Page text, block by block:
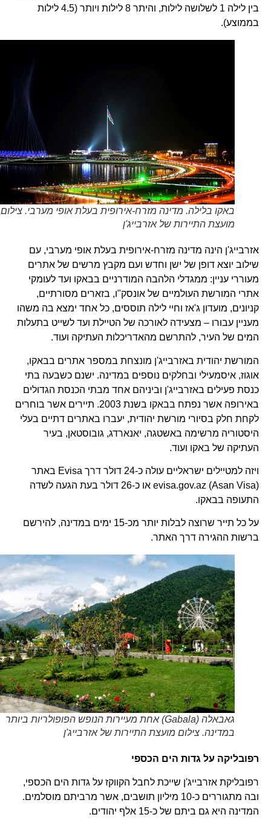
בין לילה 1 לשלושה לילות, והיתר 8 לילות ויותר (4.5 לילות
בממוצע).
באקו בלילה. מדינה מזרח-אירופית בעלת אופי מערבי. צילום
מועצת התיירות של אזרבייג'ן
אזרבייג'ן הינה מדינה מזרח-אירופית בעלת אופי מערבי, עם
שילוב יוצא דופן של ישן וחדש ועם מקבץ מרשים של אתרים
מעוררי עניין: ממגדלי הלהבה המודרניים בבאקו ועד לעומקי
אתרי המורשת העולמיים של אונסק"ו, בזארים מסורתיים,
קניונים, מועדון ג'אז וחיי לילה תוססים, כל אחד ימצא בה משהו
מעניין עבורו – מצעידה לאורכה של הטיילת ועד לשייט בתעלות
המים של העיר, להתרשם מהאדריכלות העתיקה ועוד.
המורשת יהודית באזרבייג'ן מונצחת במספר אתרים בבאקו,
אוגוז, איסמעילי ובחלקים נוספים במדינה. ישנם כשבעה בתי
כנסת פעילים באזרבייג'ן וביניהם אחד מבתי הכנסת הגדולים
באירופה אשר נפתח בבאקו בשנת 2003. תיירים אשר בוחרים
לקחת חלק בסיורי מורשת יהודית, יעברו באתרים דתיים בעלי
היסטוריה מרשימה באשטגה, יאנארדג, גובוסטאן, בעיר
העתיקה של באקו ועוד.
ויזה למטיילים ישראליים עולה כ-24 דולר דרך Evisa באתר
evisa.gov.az (Asan Visa) או כ-26 דולר בעת הגעה לשדה
התעופה בבאקו.
על כל תייר שרוצה לבלות יותר מכ-15 ימים במדינה, להירשם
ברשות ההגירה דרך האתר.
גאבאלה (Gabala) אחת מעיירות הנופש הפופולריות ביותר
במדינה. צילום מועצת התיירות של אזרבייג'ן
רפובליקה על גדות הים הכספי
רפובליקת אזרבייג'ן שייכת לחבל הקווקז על גדות הים הכספי,
ובה מתגוררים כ-10 מיליון תושבים, אשר מרביתם מוסלמים.
המדינה היא גם ביתם של כ-15 אלף יהודים.